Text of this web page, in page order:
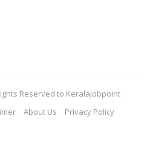
Reserved to Keralajobpoint
About Us Privacy Policy